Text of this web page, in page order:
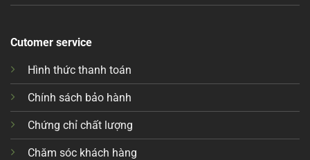
Cutomer service
Hình thức thanh toán
Chính sách bảo hành
Chứng chỉ chất lượng
Chăm sóc khách hàng